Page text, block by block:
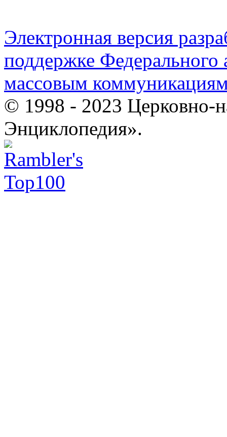
Электронная версия
поддержке Федерального
массовым
© 1998 - 2023 Церковно-
Энциклопедия».